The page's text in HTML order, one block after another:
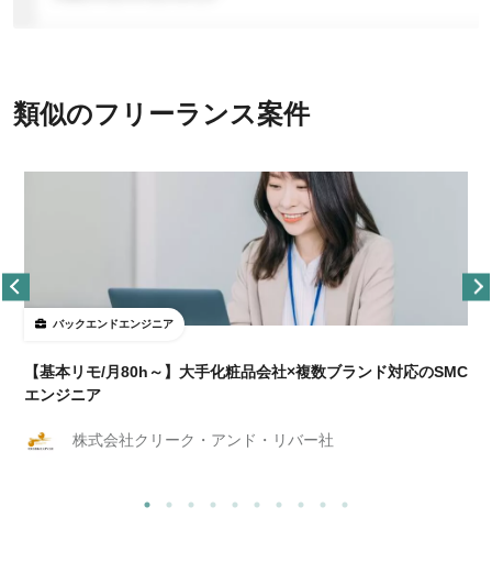
類似のフリーランス案件
バックエンドエンジニア
【基本リモ/月80h～】大手化粧品会社×複数ブランド対応のSMC
エンジニア
株式会社クリーク・アンド・リバー社